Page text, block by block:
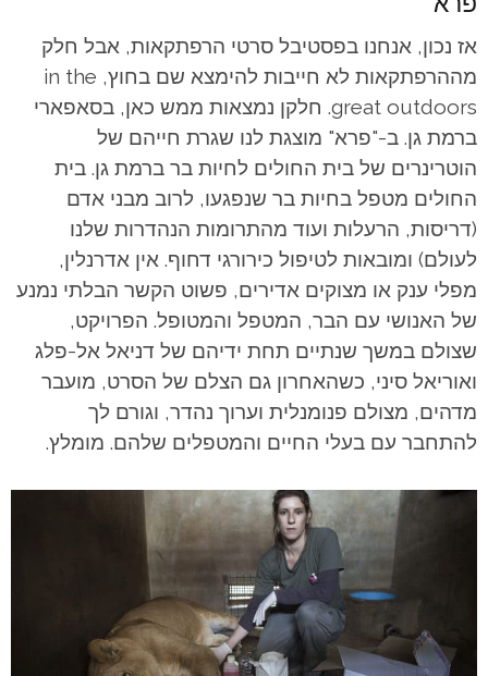
אז נכון, אנחנו בפסטיבל סרטי הרפתקאות, אבל חלק
מההרפתקאות לא חייבות להימצא שם בחוץ, in the
great outdoors. חלקן נמצאות ממש כאן, בסאפארי
ברמת גן. ב-"פרא" מוצגת לנו שגרת חייהם של
הוטרינרים של בית החולים לחיות בר ברמת גן. בית
החולים מטפל בחיות בר שנפגעו, לרוב מבני אדם
(דריסות, הרעלות ועוד מהתרומות הנהדרות שלנו
לעולם) ומובאות לטיפול כירורגי דחוף. אין אדרנלין,
מפלי ענק או מצוקים אדירים, פשוט הקשר הבלתי נמנע
של האנושי עם הבר, המטפל והמטופל. הפרויקט,
שצולם במשך שנתיים תחת ידיהם של דניאל אל-פלג
ואוריאל סיני, כשהאחרון גם הצלם של הסרט, מועבר
מדהים, מצולם פנומנלית וערוך נהדר, וגורם לך
להתחבר עם בעלי החיים והמטפלים שלהם. מומלץ.